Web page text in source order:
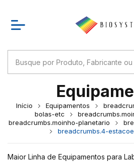
Início Equipamentos
bolas-etc
breadcrumbs.moinho-planetario
breadcrumbs.4-
Maior Linha de Equipamentos para